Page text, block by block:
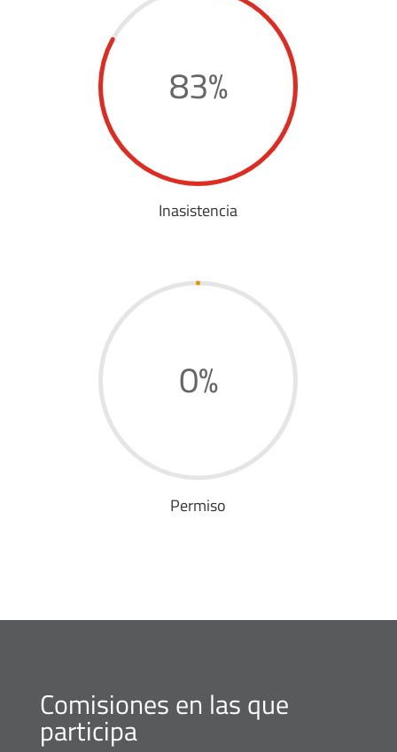
83%
Inasistencia
0%
Permiso
Comisiones en las que
participa